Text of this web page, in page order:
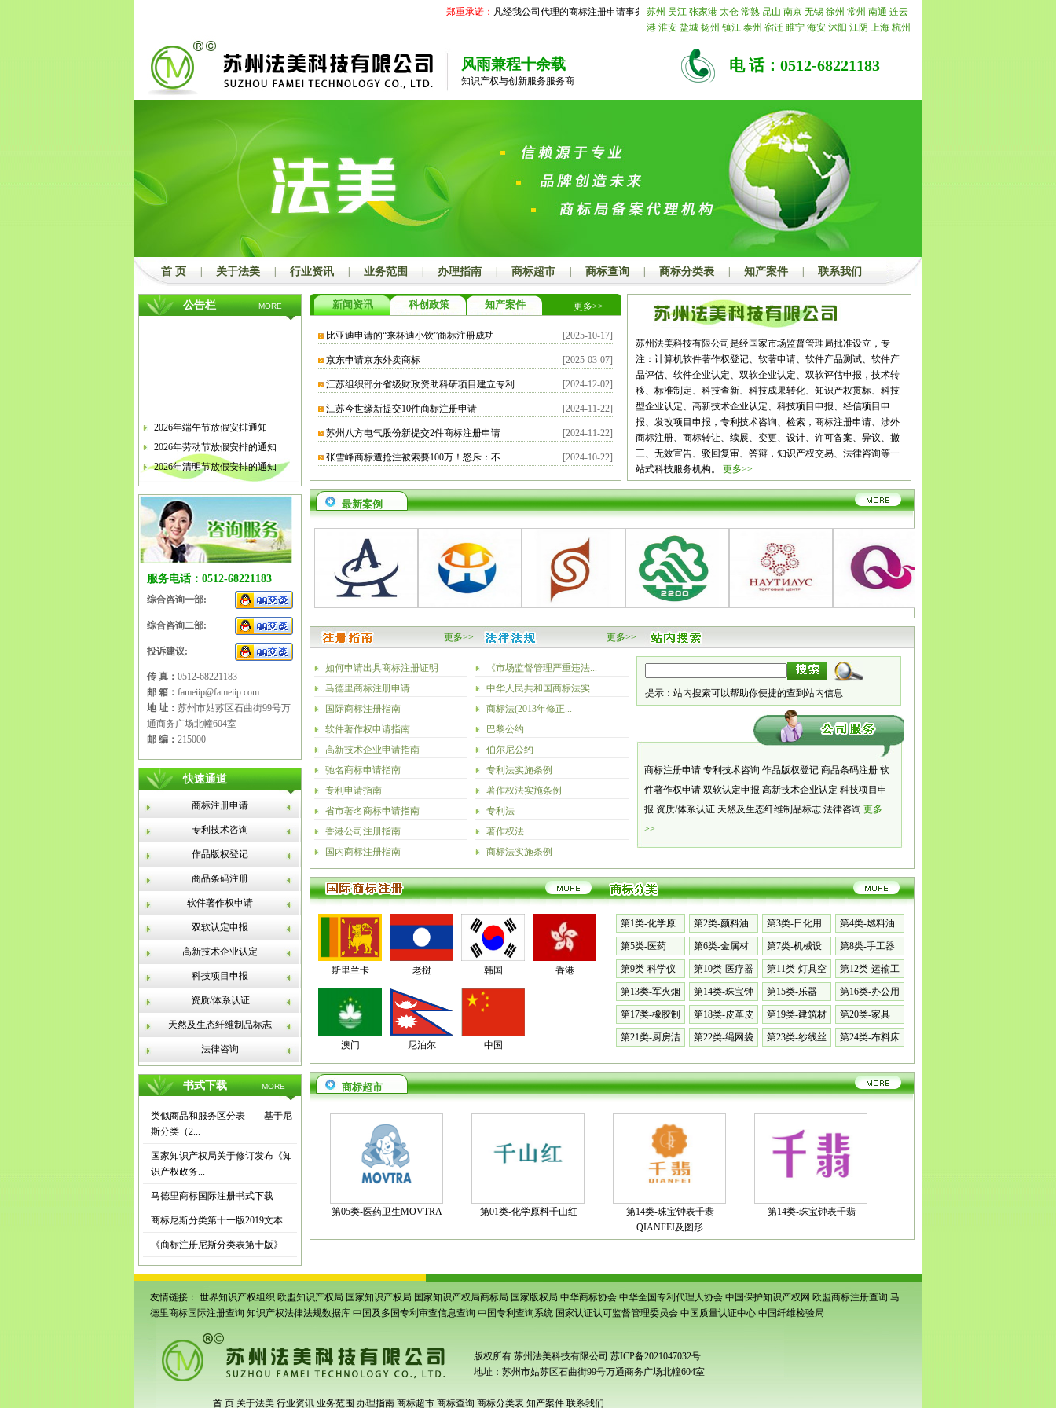
郑重承诺：凡经我公司代理的商标注册申请事务国家商标局未受理的，我公司承诺退还所有费用。
苏州 吴江 张家港 太仓 常熟 昆山 南京 无锡 徐州 常州 南通 连云
港 淮安 盐城 扬州 镇江 泰州 宿迁 睢宁 海安 沭阳 江阴 上海 杭州
温州 嘉兴 湖州 绍兴 金华 衢州 舟山 台州 丽水 福建
莆田 三明 泉州 漳州 南平
马鞍山 淮北 铜陵 安庆
广州 韶关 深圳 珠海 佛山
汕尾 河源 阳江 清远 东莞 中山
梧州 北海 钦州 贵港 玉林
海口 三亚 湖北 武汉
昌 襄阳 鄂州 荆州 孝感 荆门 黄冈 随州 湖南
衡阳 邵阳 岳阳 常德 张家界 益阳 永州 怀化
安阳 鹤壁 新乡 焦作 濮阳 许昌
驻马店 内蒙 包头 乌海
尔多斯
呼伦贝尔 巴彦淖尔 乌兰察布 家庄 唐山
邢台 保定 张家口 承德 沧州 廊坊 衡水 山西 太原 大同
长治
晋城 朔州 晋中 运城 忻州 临汾 吕梁 辽宁 沈阳 大连 鞍山 抚顺 本
溪 丹东 锦州 营口 阜新 辽阳 盘锦 铁岭 朝阳 葫芦岛
辽源 通化 松原 白城 黑龙江
鹤岗 双鸭山 大庆 伊春 佳木斯 七台河 牡丹江 黑河 绥化 四川
都 自贡 攀枝花 泸州 德阳 绵阳 广元 遂宁 内江 乐山 南充 眉山
宾 广安 达州 雅安 巴中 资阳 西藏 拉萨 日喀则 昌都 林芝 山南
南 昆明 曲靖 玉溪 保山 昭通 丽江 普洱 临沧 贵州 贵阳 六盘水
义 安顺 毕节 铜仁 陕西 西安 铜川 宝鸡 咸阳 渭南 延安 汉中
安康 商洛 甘肃 兰州 嘉峪关 金昌 白银 天水 武威 张掖 平凉 酒泉
庆阳 定西 陇南 宁夏 银川 石嘴山 吴忠 固原 中卫 青海 西宁
海东
新疆 乌鲁木齐 克拉玛依 吐鲁番 哈密
风雨兼程十余载
知识产权与创新服务服务商
电 话：0512-68221183
首 页 关于法美 行业资讯 业务范围 办理指南 商标超市 商标查询 商标分类表 知产案件 联系我们
公告栏 MORE
2026年端午节放假安排通知
2026年劳动节放假安排的通知
2026年清明节放假安排的通知
关于软件企业评估有关工作的通知
2026年春节放假安排的通知
2026年元旦放假安排的通知
2025年国庆节、中秋节放假安排
2025年端午节放假安排的通知
2025年劳动节放假安排的通知
2025年清明节放假安排的通知
服务电话：0512-68221183
综合咨询一部:
综合咨询二部:
投诉建议:
传 真： 0512-68221183
邮 箱： fameiip@fameiip.com
地 址： 苏州市姑苏区石曲街99号万
通商务广场北幢604室
邮 编： 215000
快速通道
商标注册申请
专利技术咨询
作品版权登记
商品条码注册
软件著作权申请
双软认定申报
高新技术企业认定
科技项目申报
资质/体系认证
天然及生态纤维制品标志
法律咨询
书式下载 MORE
类似商品和服务区分表——基于尼
斯分类（2...
国家知识产权局关于修订发布《知
识产权政务...
马德里商标国际注册书式下载
商标尼斯分类第十一版2019文本
《商标注册尼斯分类表第十版》
新闻资讯 科创政策 知产案件 更多>>
比亚迪申请的“来杯迪小饮”商标注册成功 [2025-10-17]
京东申请京东外卖商标 [2025-03-07]
江苏组织部分省级财政资助科研项目建立专利 [2024-12-02]
江苏今世缘新提交10件商标注册申请 [2024-11-22]
苏州八方电气股份新提交2件商标注册申请 [2024-11-22]
张雪峰商标遭抢注被索要100万！怒斥：不 [2024-10-22]
苏州法美科技有限公司是经国家市场监督管理局批准设立，专
注：计算机软件著作权登记、软著申请、软件产品测试、软件产
品评估、软件企业认定、双软企业认定、双软评估申报，技术转
移、标准制定、科技查新、科技成果转化、知识产权贯标、科技
型企业认定、高新技术企业认定、科技项目申报、经信项目申
报、发改项目申报，专利技术咨询、检索，商标注册申请、涉外
商标注册、商标转让、续展、变更、设计、许可备案、异议、撤
三、无效宣告、驳回复审、答辩，知识产权交易、法律咨询等一
站式科技服务机构。 更多>>
最新案例
更多>> 更多>>
如何申请出具商标注册证明
马德里商标注册申请
国际商标注册指南
软件著作权申请指南
高新技术企业申请指南
驰名商标申请指南
专利申请指南
省市著名商标申请指南
香港公司注册指南
国内商标注册指南
《市场监督管理严重违法...
中华人民共和国商标法实...
商标法(2013年修正...
巴黎公约
伯尔尼公约
专利法实施条例
著作权法实施条例
专利法
著作权法
商标法实施条例
提示：站内搜索可以帮助你便捷的查到站内信息
商标注册申请 专利技术咨询 作品版权登记 商品条码注册 软
件著作权申请 双软认定申报 高新技术企业认定 科技项目申
报 资质/体系认证 天然及生态纤维制品标志 法律咨询 更多
>>
斯里兰卡 老挝 韩国 香港
澳门 尼泊尔 中国
第1类-化学原
料
第2类-颜料油
漆
第3类-日化用
品
第4类-燃料油
脂
第5类-医药
第6类-金属材
料
第7类-机械设
备
第8类-手工器
械
第9类-科学仪
器
第10类-医疗器
械
第11类-灯具空
调
第12类-运输工
具
第13类-军火烟
火
第14类-珠宝钟
表
第15类-乐器
第16类-办公用
品
第17类-橡胶制
品
第18类-皮革皮
具
第19类-建筑材
料
第20类-家具
第21类-厨房洁
第22类-绳网袋
第23类-纱线丝
第24类-布料床
商标超市
第05类-医药卫生MOVTRA 第01类-化学原料千山红
第14类-珠宝钟表千翡
QIANFEI及图形
第14类-珠宝钟表千翡
友情链接： 世界知识产权组织 欧盟知识产权局 国家知识产权局 国家知识产权局商标局 国家版权局 中华商标协会 中华全国专利代理人协会 中国保护知识产权网 欧盟商标注册查询 马
德里商标国际注册查询 知识产权法律法规数据库 中国及多国专利审查信息查询 中国专利查询系统 国家认证认可监督管理委员会 中国质量认证中心 中国纤维检验局
版权所有 苏州法美科技有限公司 苏ICP备2021047032号
地址：苏州市姑苏区石曲街99号万通商务广场北幢604室
首 页 关于法美 行业资讯 业务范围 办理指南 商标超市 商标查询 商标分类表 知产案件 联系我们